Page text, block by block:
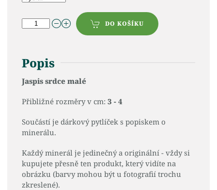
DO KOŠÍKU
Popis
Jaspis srdce malé
Přibližné rozměry v cm: 3 - 4
Součástí je dárkový pytlíček s popiskem o
minerálu.
Každý minerál je jedinečný a originální - vždy si
kupujete přesně ten produkt, který vidíte na
obrázku (barvy mohou být u fotografií trochu
zkreslené).